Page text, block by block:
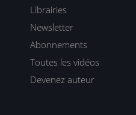
Librairies
Newsletter
Abonnements
Toutes les vidéos
Devenez auteur